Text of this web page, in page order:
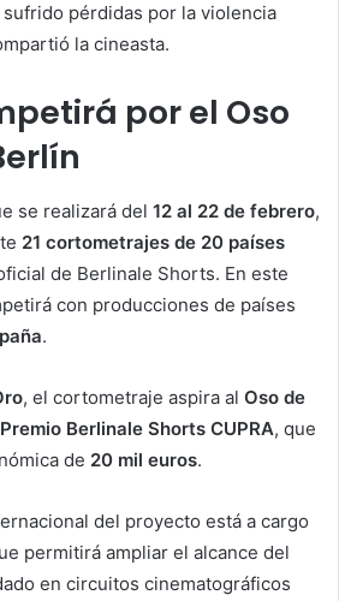
pérdidas por la violencia
la cineasta.
por el Oso
se realizará del 12 al 22 de febrero,
21 cortometrajes de 20 países
de Berlinale Shorts. En este
con producciones de países
.
, el cortometraje aspira al Oso de
Premio Berlinale Shorts CUPRA, que
de 20 mil euros.
del proyecto está a cargo
permitirá ampliar el alcance del
en circuitos cinematográficos